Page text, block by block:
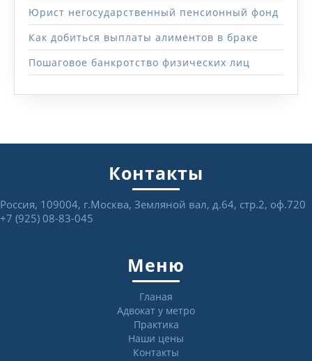
Юрист негосударственный пенсионный фонд
Как добиться выплаты алиментов в браке
Пошаговое банкротство физических лиц
Контакты
Россия, 109004, г.Москва, Земляной вал, д.64, стр.2, оф.720
+7 (925) 08-83-045
Меню
Гланая
Адвокат у метро
Практика
Наши цены
Контакты